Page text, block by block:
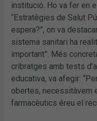
institució. Ho va fer en
“Estratègies de Salut
espera?”, on va
sistema sanitari ha
important”. Més
cribratges amb tests
educativa, va afegir:
obertes, necessitàvem
farmacèutics éreu el